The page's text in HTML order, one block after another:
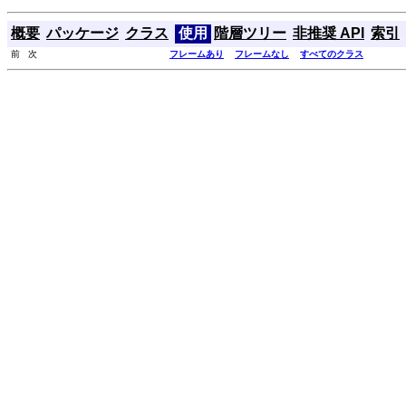
概要 パッケージ クラス 使用 階層ツリー 非推奨 API 索引
前 次 フレームあり フレームなし すべてのクラス